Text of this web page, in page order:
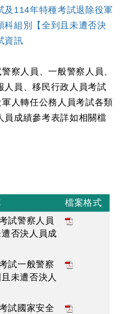
及114年特種考試退除役軍
科組別【全到且未遭否決
資訊
察人員、一般警察人員、
人員、移民行政人員考試
人轉任公務人員考試各類
員成績參考表詳如相關檔
檔案格式
試警察人員
否決人員成
試一般警察
未遭否決人
試國家安全